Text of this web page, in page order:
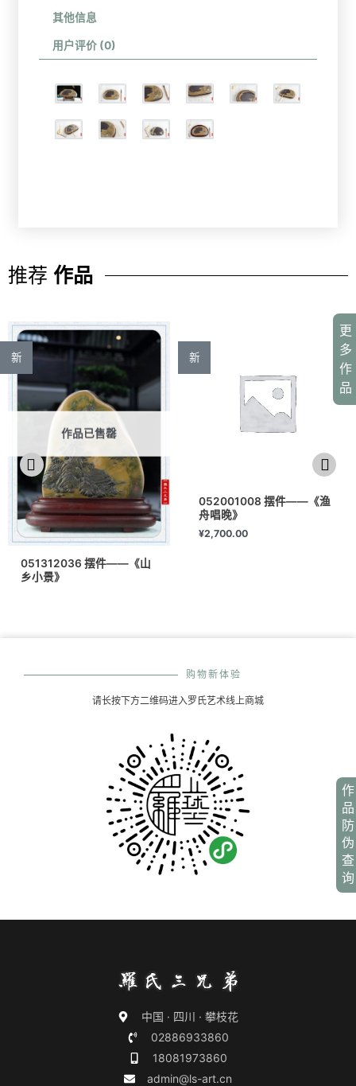
作
品
防
伪
查
询
更
多
作
品
其他信息
用户评价 (0)
推荐 作品
新
作品已售罄
051312036 摆件——《山
乡小景》
新
052001008 摆件——《渔
舟唱晚》
¥2,700.00
购物新体验
请长按下方二维码进入罗氏艺术线上商城
中国 · 四川 · 攀枝花
02886933860
18081973860
admin@ls-art.cn